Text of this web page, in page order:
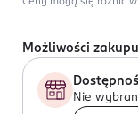
Możliwości
Nie